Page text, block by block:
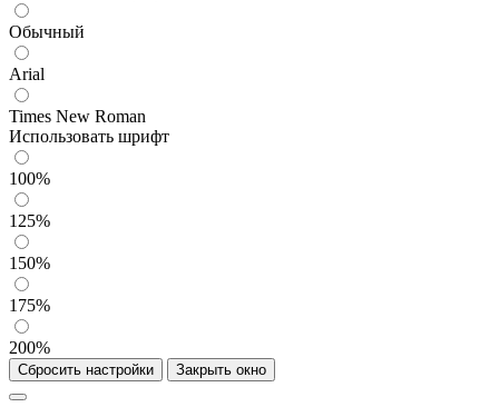
Обычный
Arial
Times New Roman
Использовать шрифт
100%
125%
150%
175%
200%
Сбросить настройки Закрыть окно